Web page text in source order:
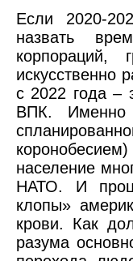
Если 2020-
назвать
искусственно
с 2022 года –
ВПК. Именно
коронобесием)
население
НАТО. И
клопы»
крови. Как
разума